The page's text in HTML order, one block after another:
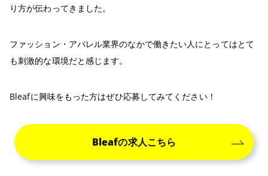
り方が伝わってきました。
ファッション・アパレル業界のなかで働きたい人にとってはとて
も刺激的な環境だと感じます。
Bleafに興味をもった方はぜひ応募してみてください！
Bleafの求人こちら